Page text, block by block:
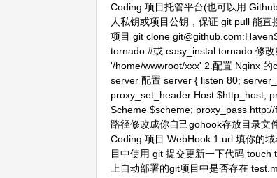
Coding 项目托管平台(也可以用
人私钥或项目公钥，保证 git pull 能
项目 git clone
tornado #或 easy_instal tornado 修
'/home/wwwroot/xxx' 2.配置 Nginx
server 配置 server { listen 80;
proxy_set_header Host $http_host;
Scheme $scheme; proxy_pass
路径修改成你自己gohook存放目录
Coding 项目 WebHook 1.url 填你的
目中使用 git 提交更新一下代码
上自动部署的git项目中是否存在